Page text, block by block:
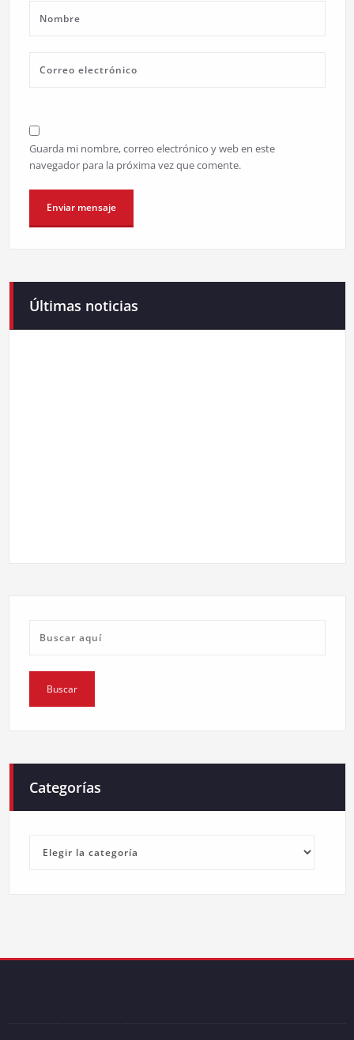
Guarda mi nombre, correo electrónico y web en este
navegador para la próxima vez que comente.
Últimas noticias
Campaneirus 2026
Categorías
Categorías